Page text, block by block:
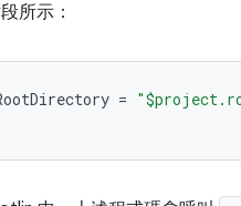
所示：
=